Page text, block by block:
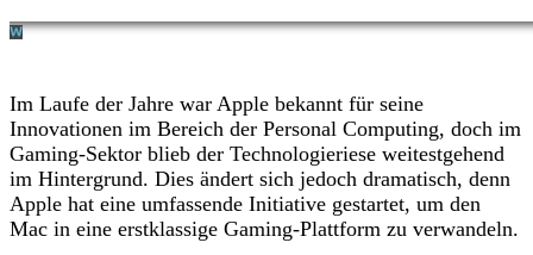
Im Laufe der Jahre war Apple bekannt für seine
Innovationen im Bereich der Personal Computing, doch im
Gaming-Sektor blieb der Technologieriese weitestgehend
im Hintergrund. Dies ändert sich jedoch dramatisch, denn
Apple hat eine umfassende Initiative gestartet, um den
Mac in eine erstklassige Gaming-Plattform zu verwandeln.